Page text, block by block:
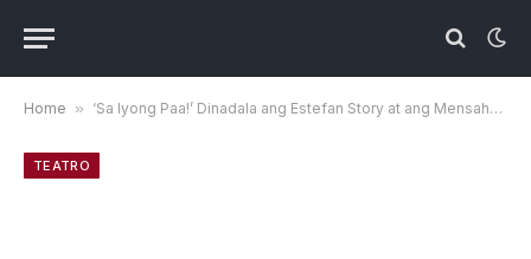
Home » ‘Sa Iyong Paa!’ Dinadala ang Estefan Story at ang Mensahe Nito ng Pangarap Laban sa Logro sa Maynila
TEATRO